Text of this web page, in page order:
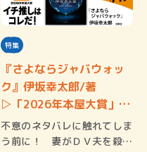
特集
『さよならジャバウォッ
ク』伊坂幸太郎/著
▷「2026年本屋大賞」ノ
ミネ…
不意のネタバレに触れてしま
う前に！ 妻がＤＶ夫を殺し